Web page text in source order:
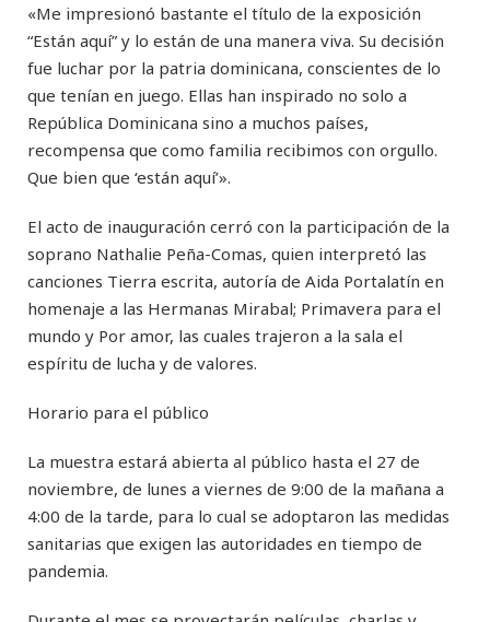
«Me impresionó bastante el título de la exposición
“Están aquí” y lo están de una manera viva. Su decisión
fue luchar por la patria dominicana, conscientes de lo
que tenían en juego. Ellas han inspirado no solo a
República Dominicana sino a muchos países,
recompensa que como familia recibimos con orgullo.
Que bien que ‘están aquí’».
El acto de inauguración cerró con la participación de la
soprano Nathalie Peña-Comas, quien interpretó las
canciones Tierra escrita, autoría de Aida Portalatín en
homenaje a las Hermanas Mirabal; Primavera para el
mundo y Por amor, las cuales trajeron a la sala el
espíritu de lucha y de valores.
Horario para el público
La muestra estará abierta al público hasta el 27 de
noviembre, de lunes a viernes de 9:00 de la mañana a
4:00 de la tarde, para lo cual se adoptaron las medidas
sanitarias que exigen las autoridades en tiempo de
pandemia.